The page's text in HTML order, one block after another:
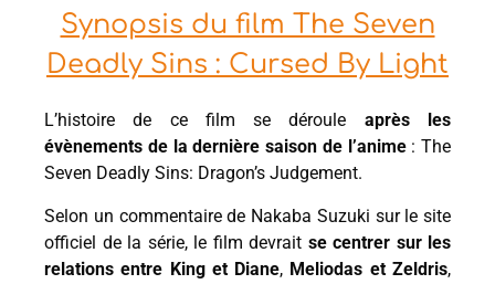
Synopsis du film The Seven
Deadly Sins : Cursed By Light
L’histoire de ce film se déroule après les
évènements de la dernière saison de l’anime: The
Seven Deadly Sins: Dragon’s Judgement.
Selon un commentaire de Nakaba Suzuki sur le site
officiel de la série, le film devrait se centrer sur les
relations entre King et Diane, Meliodas et Zeldris,